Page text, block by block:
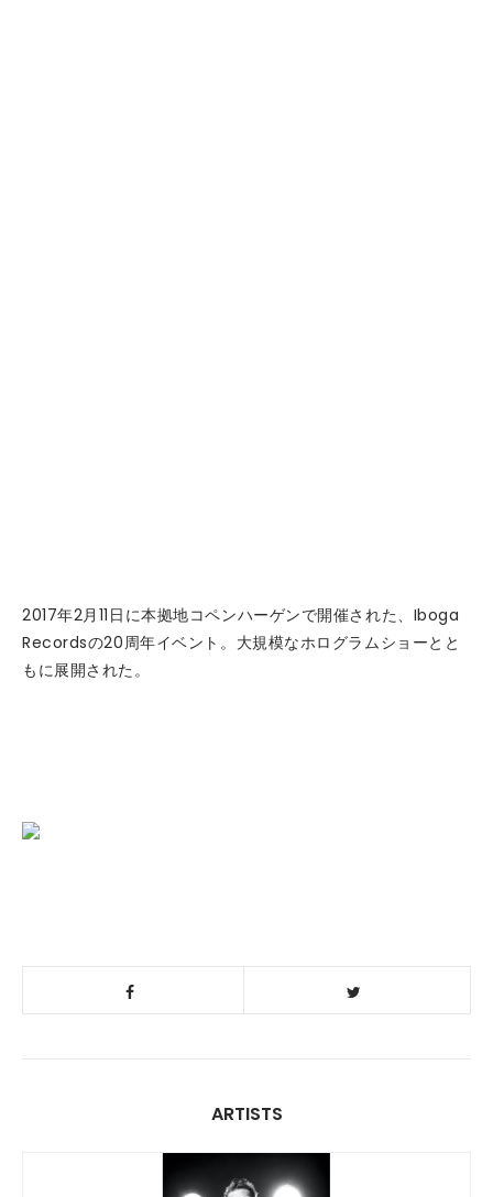
2017年2月11日に本拠地コペンハーゲンで開催された、Iboga
Recordsの20周年イベント。大規模なホログラムショーとと
もに展開された。
ARTISTS